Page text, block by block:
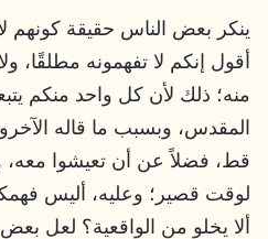
ينكر بعض الناس حقيقة كونهم
أقول إنكم لا تفهمونه مطلقًا،
منه؛ ذلك لأن كل واحد منكم
المقدس، وبسبب ما قاله
قط، فضلاً عن أن تعيشوا معه،
لوقت قصير؛ وعليه، أليس
ألا يخلو من الواقعية؟ لعل